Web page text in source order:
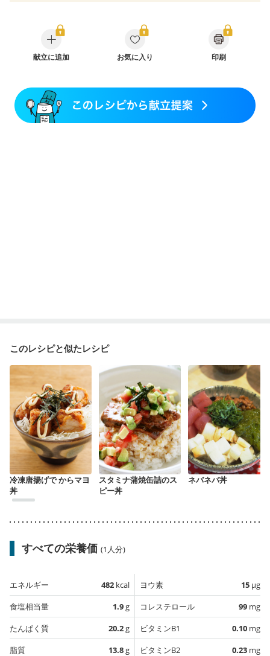
糖尿病性腎症（第１期）
糖尿病性腎症（第２期）
糖尿病性腎症（第３期）
CKD（ステージ１）
CKD（ステージ２）
CKD（ステージ３a）
乳がん治療を終えた方・経過観察中の方など
飲み込みにくい
食欲がない
産後（母乳）
産後（混合栄養）
献立に追加 お気に入り 印刷
このレシピと似たレシピ
冷凍唐揚げで からマヨ
丼
スタミナ蒲焼缶詰のス
ピー丼
ネバネバ丼
すべての栄養価 (1人分)
エネルギー 482 kcal
食塩相当量
1.9g
たんぱく質
20.2g
脂質
13.8g
ヨウ素 15 µg
コレステロール
99 mg
ビタミンB1
0.10 mg
ビタミンB2
0.23 mg